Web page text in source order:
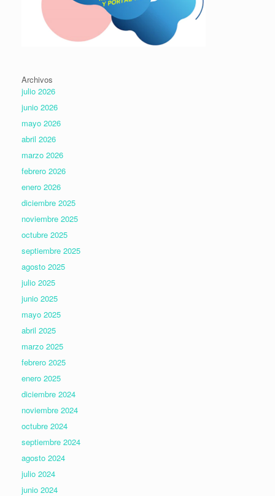
Archivos
julio 2026
junio 2026
mayo 2026
abril 2026
marzo 2026
febrero 2026
enero 2026
diciembre 2025
noviembre 2025
octubre 2025
septiembre 2025
agosto 2025
julio 2025
junio 2025
mayo 2025
abril 2025
marzo 2025
febrero 2025
enero 2025
diciembre 2024
noviembre 2024
octubre 2024
septiembre 2024
agosto 2024
julio 2024
junio 2024